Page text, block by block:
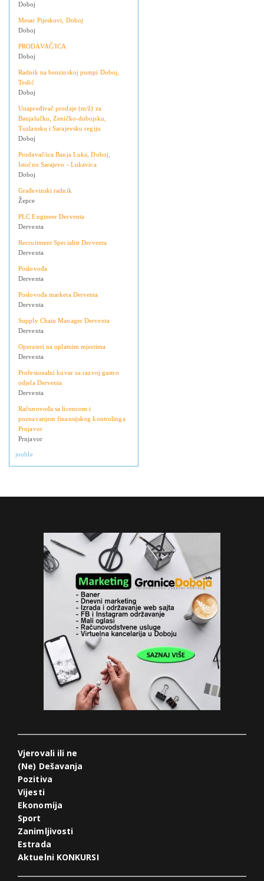
Doboj
Mesar Pijeskovi, Doboj
Doboj
PRODAVAČ/ICA
Doboj
Radnik na benzinskoj pumpi Doboj,
Teslić
Doboj
Unapređivač prodaje (m/ž) za
Banjalučku, Zeničko-dobojsku,
Tuzlansku i Sarajevsku regiju
Doboj
Prodavač/ica Banja Luka, Doboj,
Istočno Sarajevo - Lukavica
Doboj
Građevinski radnik
Žepce
PLC Engineer Derventa
Derventa
Recruitment Specialist Derventa
Derventa
Poslovođa
Derventa
Poslovođa marketa Derventa
Derventa
Supply Chain Manager Derventa
Derventa
Operateri na uplatnim mjestima
Derventa
Profesionalni kuvar za razvoj gastro
odjela Derventa
Derventa
Računovođa sa licencom i
poznavanjem finansijskog kontrolinga
Prnjavor
Prnjavor
jooble
Vjerovali ili ne
(Ne) Dešavanja
Pozitiva
Vijesti
Ekonomija
Sport
Zanimljivosti
Estrada
Aktuelni KONKURSI